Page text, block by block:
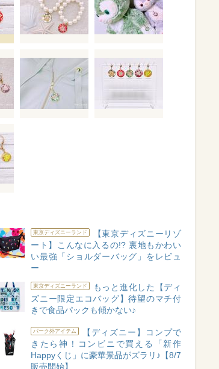
東京ディズニーランド
【東京ディズニーリゾ
ート】こんなに入るの!? 裏地もかわい
い最強「ショルダーバッグ」をレビュ
ー
東京ディズニーランド
もっと進化した【ディ
ズニー限定エコバッグ】待望のマチ付
きで食品パックも傾かない♪
パーク外アイテム
【ディズニー】コンプで
きたら神！コンビニで買える「新作
Happyくじ」に豪華景品がズラリ♪【8/7
販売開始】